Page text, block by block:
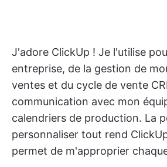
J'adore ClickUp ! Je l'utilise
entreprise, de la gestion de
ventes et du cycle de vente
communication avec mon
calendriers de production. La
personnaliser tout rend
permet de m'approprier